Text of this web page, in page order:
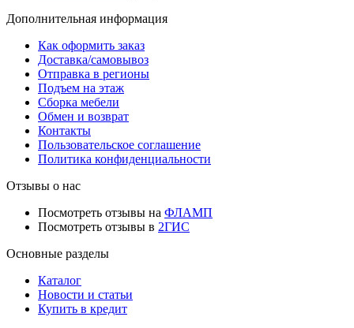
Дополнительная информация
Как оформить заказ
Доставка/самовывоз
Отправка в регионы
Подъем на этаж
Сборка мебели
Обмен и возврат
Контакты
Пользовательское соглашение
Политика конфиденциальности
Отзывы о нас
Посмотреть отзывы на ФЛАМП
Посмотреть отзывы в 2ГИС
Основные разделы
Каталог
Новости и статьи
Купить в кредит